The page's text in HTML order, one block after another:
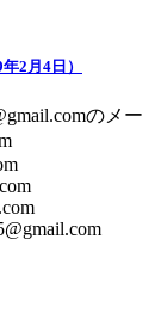
2月4日）
のメー